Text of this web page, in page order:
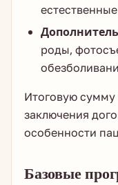
роды,
Итоговую
заключения
особенности
Базовые